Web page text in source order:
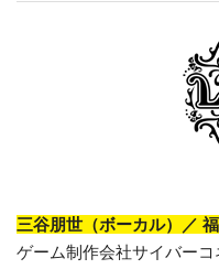
三谷朋世（ボーカル）／
ゲーム制作会社サイバー